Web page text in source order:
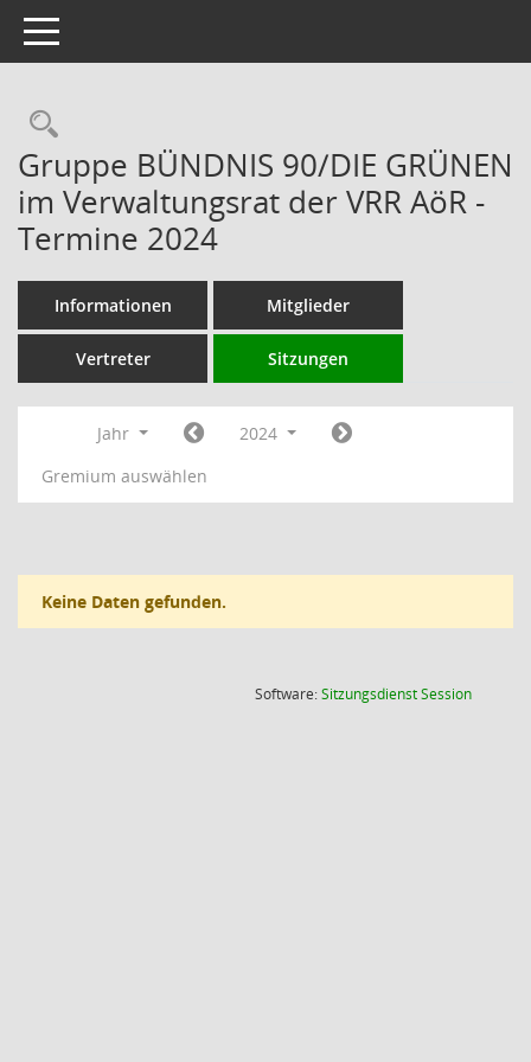
Toggle navigation
Rechercheauswahl
Gruppe BÜNDNIS 90/DIE GRÜNEN
im Verwaltungsrat der VRR AöR -
Termine 2024
Informationen Mitglieder
Vertreter Sitzungen
Jahr
2024
Gremium auswählen
Keine Daten gefunden.
Software:SitzungsdienstSession(Wird in